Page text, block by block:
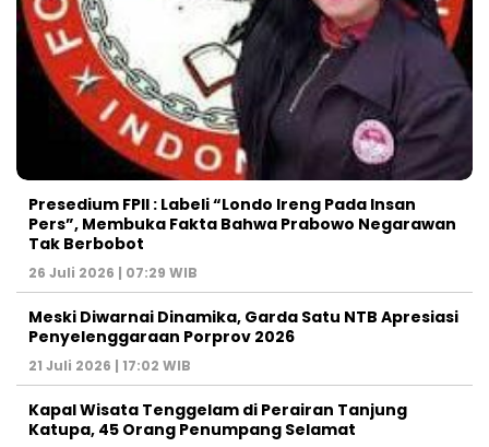
Presedium FPII : Labeli “Londo Ireng Pada Insan
Pers”, Membuka Fakta Bahwa Prabowo Negarawan
Tak Berbobot
26 Juli 2026 | 07:29 WIB
Meski Diwarnai Dinamika, Garda Satu NTB Apresiasi
Penyelenggaraan Porprov 2026 ‎
21 Juli 2026 | 17:02 WIB
Kapal Wisata Tenggelam di Perairan Tanjung
Katupa, 45 Orang Penumpang Selamat